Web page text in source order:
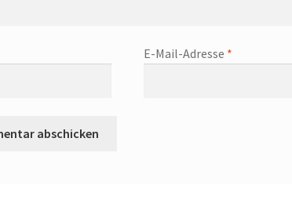
E-Mail-Adresse *